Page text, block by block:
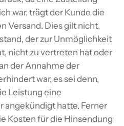
war, trägt der Kunde die
Versand. Dies gilt nicht,
der zur Unmöglichkeit
nicht zu vertreten hat oder
der Annahme der
war, es sei denn,
Leistung eine
angekündigt hatte. Ferner
Kosten für die Hinsendung